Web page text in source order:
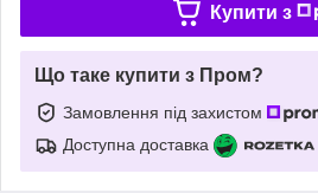
Купити з
Що таке купити з Пром?
Замовлення під захистом
Доступна доставка